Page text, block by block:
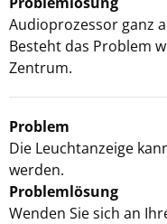
Audioprozessor ganz
Besteht das Problem
Zentrum.
Problem
Die Leuchtanzeige
werden.
Problemlösung
Wenden Sie sich an